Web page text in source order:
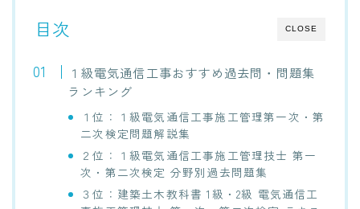
CLOSE
目次
１級電気通信工事おすすめ過去問・問題集
ランキング
１位：１級電気通信工事施工管理第一次・第
二次検定問題解説集
２位：１級電気通信工事施工管理技士 第一
次・第二次検定 分野別過去問題集
３位：建築土木教科書 1級・2級 電気通信工